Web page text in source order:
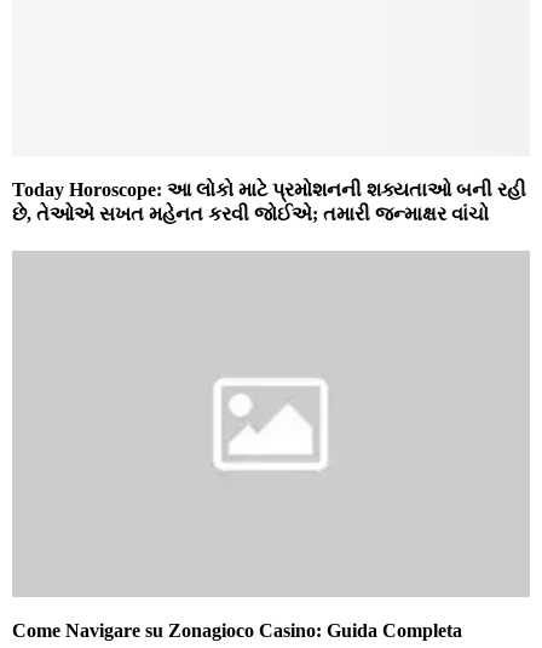
Today Horoscope: આ લોકો માટે પ્રમોશનની શક્યતાઓ બની રહી
છે, તેઓએ સખત મહેનત કરવી જોઈએ; તમારી જન્માક્ષર વાંચો
Come Navigare su Zonagioco Casino: Guida Completa